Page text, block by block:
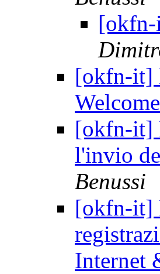
[okfn-
[okfn-it]
[okfn-it]
l'invio
Benussi
[okfn-it]
Internet